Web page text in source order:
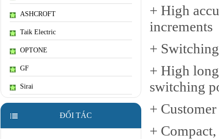
ASHCROFT
Taik Electric
OPTONE
GF
Sirai
ĐỐI TÁC
+ High
increments
+
+ High
switching
+
+